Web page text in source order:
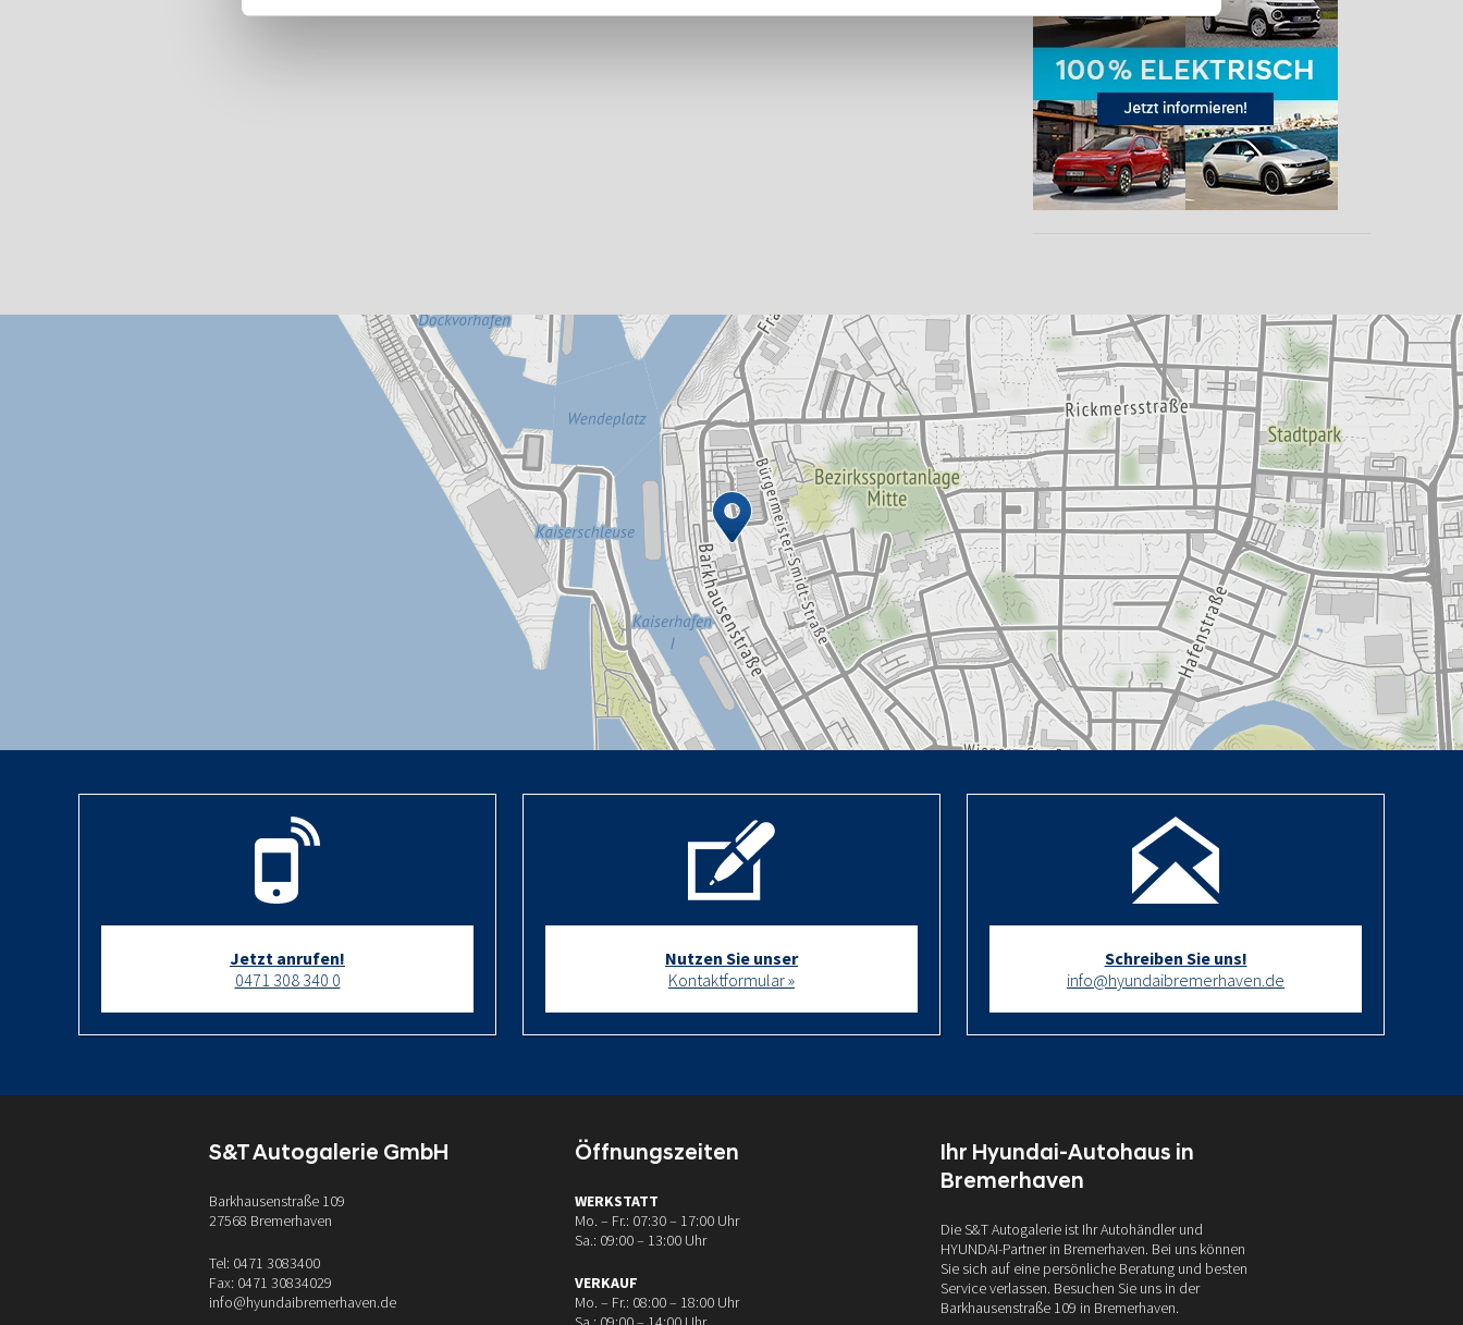
Jetzt anrufen!
0471 308 340 0
Nutzen Sie unser
Kontaktformular »
Schreiben Sie uns!
info@hyundaibremerhaven.de
S&T Autogalerie GmbH
Barkhausenstraße 109
27568 Bremerhaven
Tel: 0471 3083400
Fax: 0471 30834029
info@hyundaibremerhaven.de
Öffnungszeiten
WERKSTATT
Mo. – Fr.: 07:30 – 17:00 Uhr
Sa.: 09:00 – 13:00 Uhr
VERKAUF
Mo. – Fr.: 08:00 – 18:00 Uhr
Ihr Hyundai-Autohaus in
Bremerhaven
Die S&T Autogalerie ist Ihr Autohändler und
HYUNDAI-Partner in Bremerhaven. Bei uns können
Sie sich auf eine persönliche Beratung und besten
Service verlassen. Besuchen Sie uns in der
Barkhausenstraße 109 in Bremerhaven.